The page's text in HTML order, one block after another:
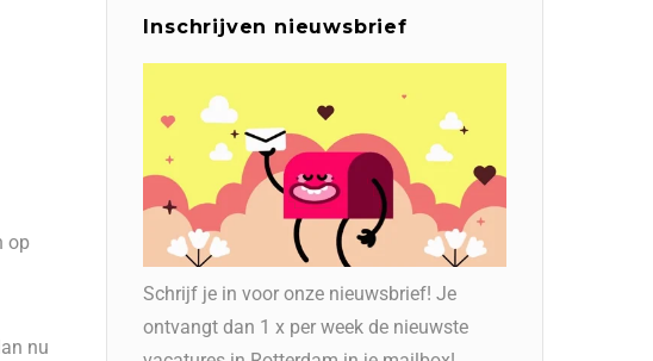
op
nu
Inschrijven nieuwsbrief
Schrijf je in voor onze nieuwsbrief! Je
ontvangt dan 1 x per week de nieuwste